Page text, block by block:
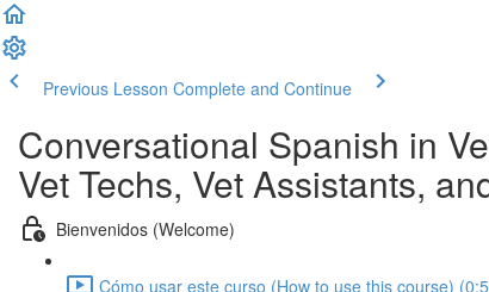
Previous Lesson Complete and Continue
Conversational Spanish in
Vet Techs, Vet Assistants,
Bienvenidos (Welcome)
Cómo usar este curso (How to use this course)